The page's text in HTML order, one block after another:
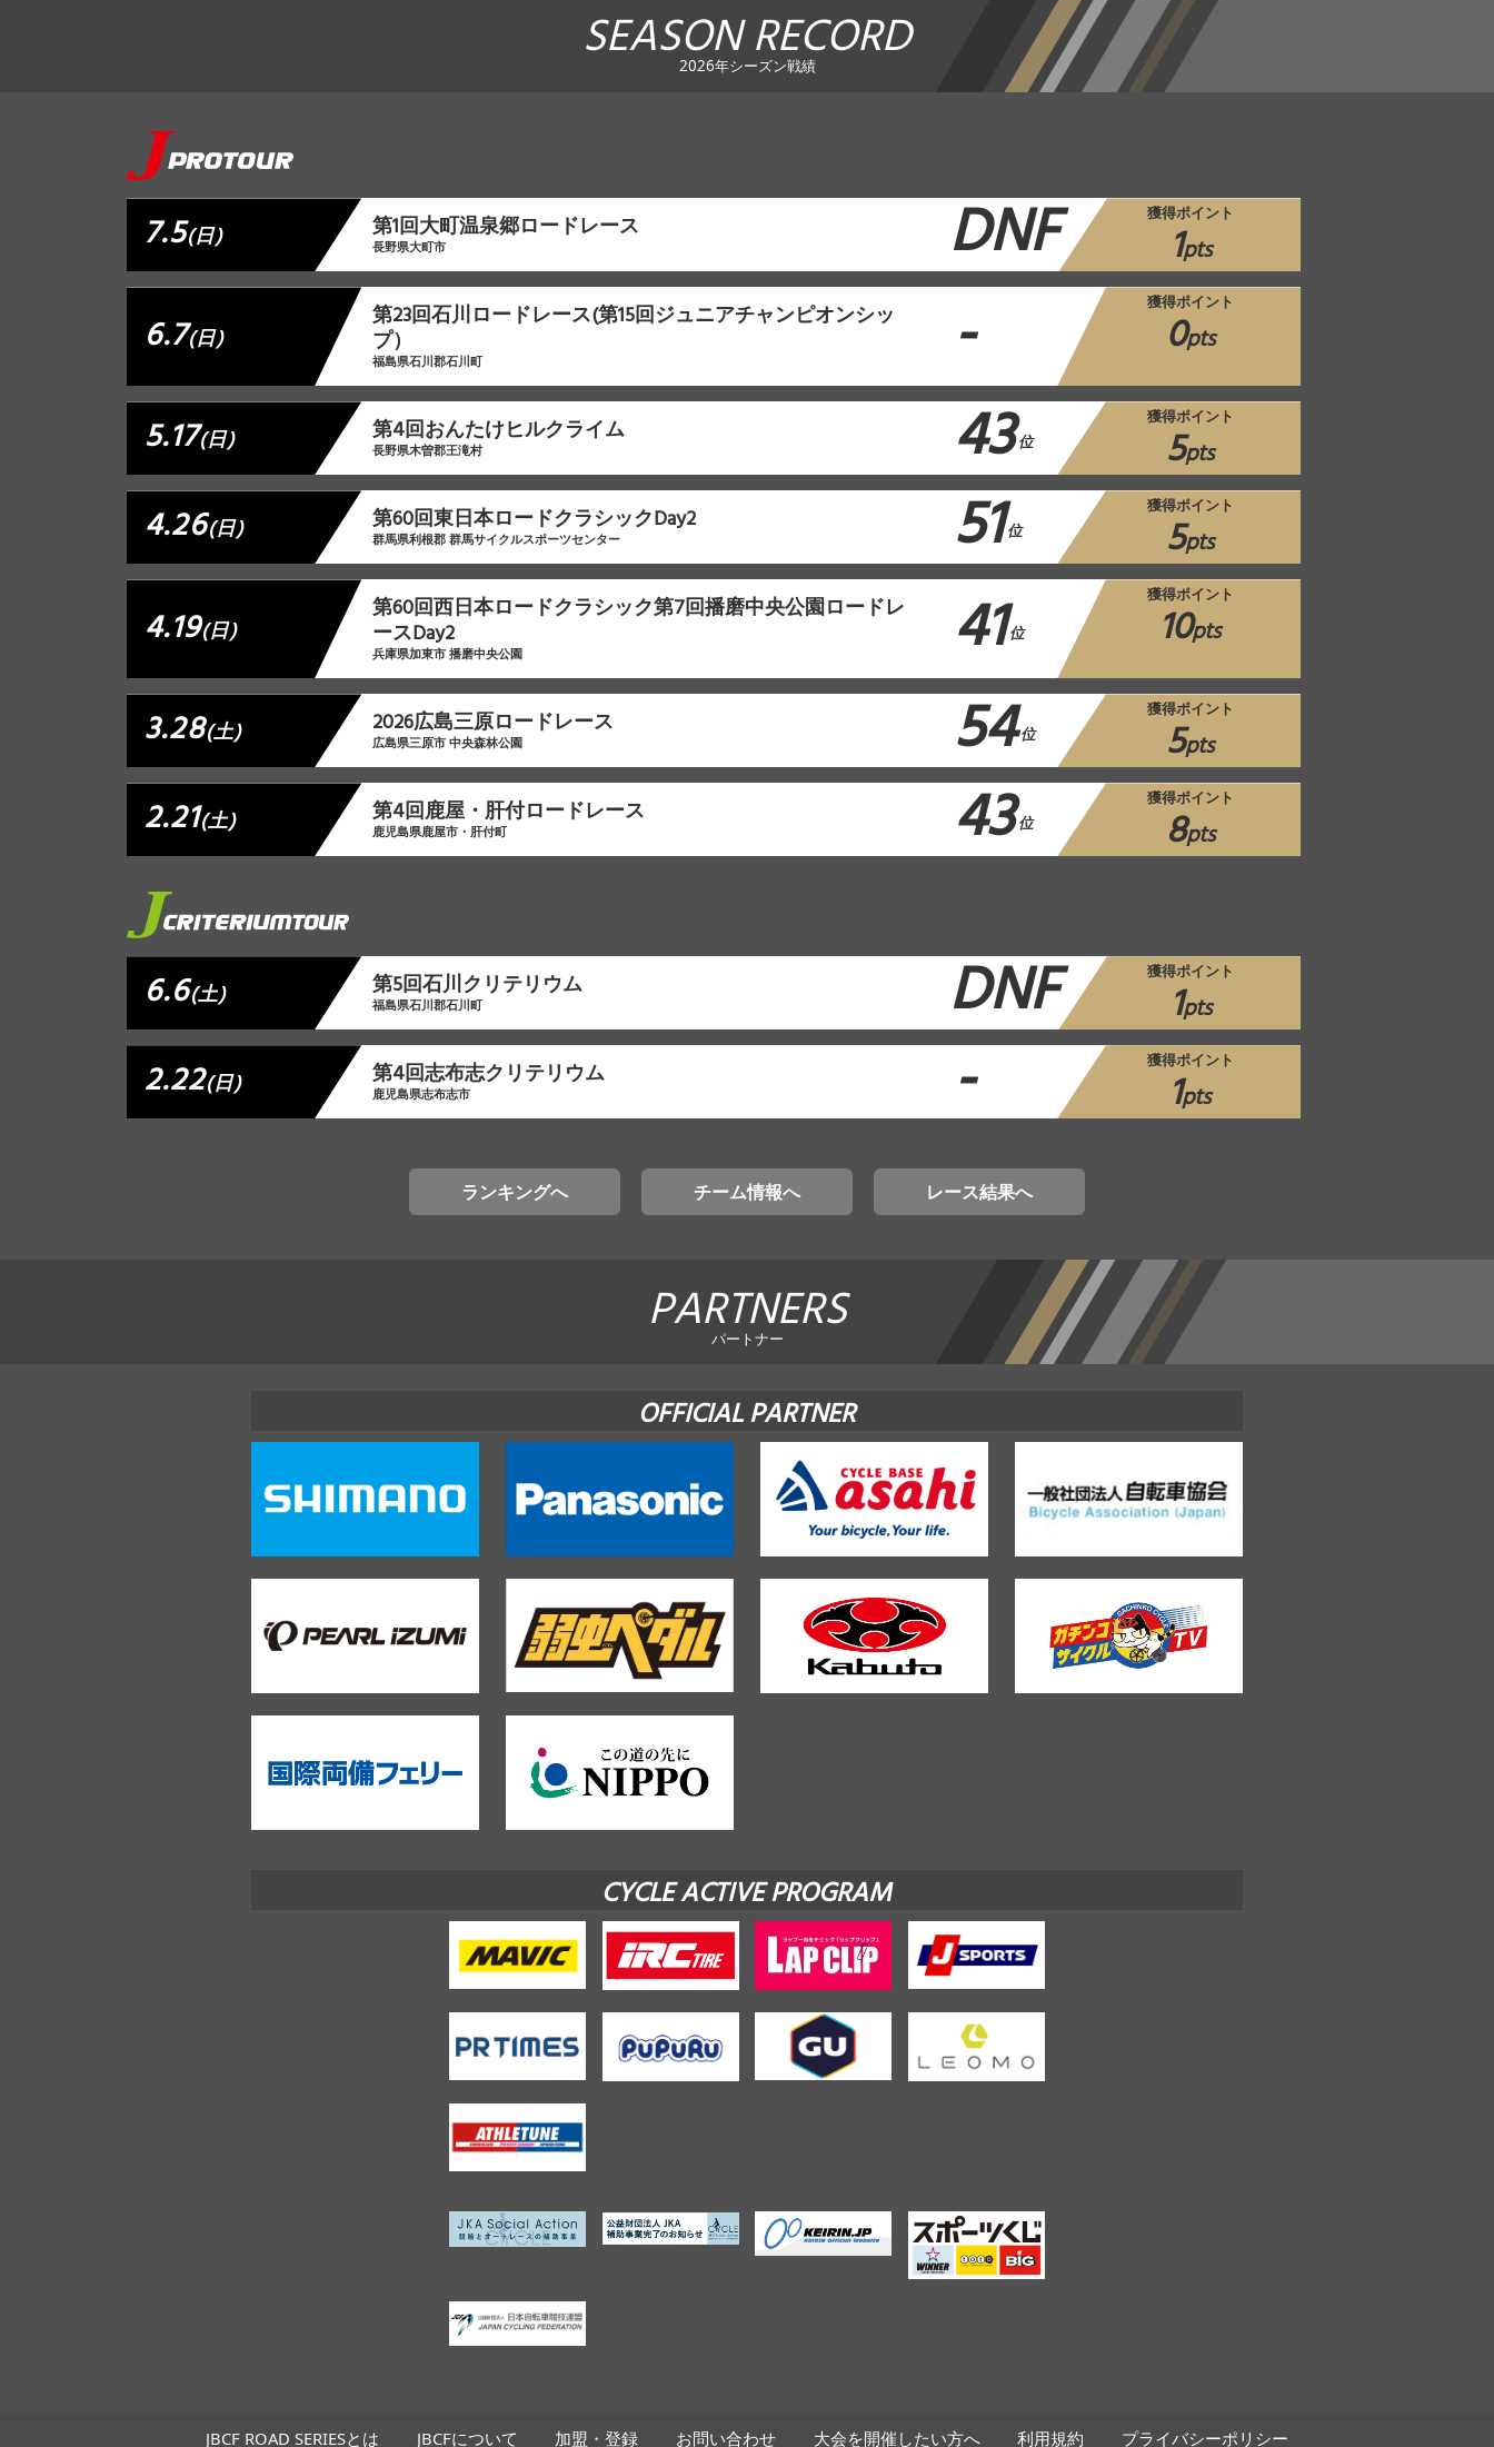
SEASON RECORD
2026年シーズン戦績
7.5(日) 第1回大町温泉郷ロードレース
長野県大町市 DNF 獲得ポイント
1pts
6.7(日)
第23回石川ロードレース(第15回ジュニアチャンピオンシッ
プ）
福島県石川郡石川町 - 獲得ポイント
0pts
5.17(日) 第4回おんたけヒルクライム
長野県木曽郡王滝村 43 位
獲得ポイント
5pts
4.26(日) 第60回東日本ロードクラシックDay2
群馬県利根郡 群馬サイクルスポーツセンター 51 位
獲得ポイント
5pts
4.19(日)
第60回西日本ロードクラシック第7回播磨中央公園ロードレ
ースDay2
兵庫県加東市 播磨中央公園 41 位
獲得ポイント
10pts
3.28(土) 2026広島三原ロードレース
広島県三原市 中央森林公園 54位
獲得ポイント
5pts
2.21(土) 第4回鹿屋・肝付ロードレース
鹿児島県鹿屋市・肝付町 43 位
獲得ポイント
8pts
6.6(土) 第5回石川クリテリウム
福島県石川郡石川町 DNF 獲得ポイント
1pts
2.22(日) 第4回志布志クリテリウム
鹿児島県志布志市 - 獲得ポイント
1pts
ランキングへ チーム情報へ レース結果へ
PARTNERS
パートナー
OFFICIAL PARTNER
CYCLE ACTIVE PROGRAM
JBCF ROAD SERIESとは JBCFについて 加盟・登録 お問い合わせ 大会を開催したい方へ 利用規約 プライバシーポリシー